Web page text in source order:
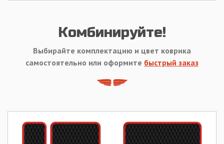
Комбинируйте!
Выбирайте комплектацию и цвет коврика
самостоятельно или оформите быстрый заказ